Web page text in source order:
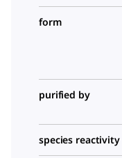
form
purified by
species reactivity